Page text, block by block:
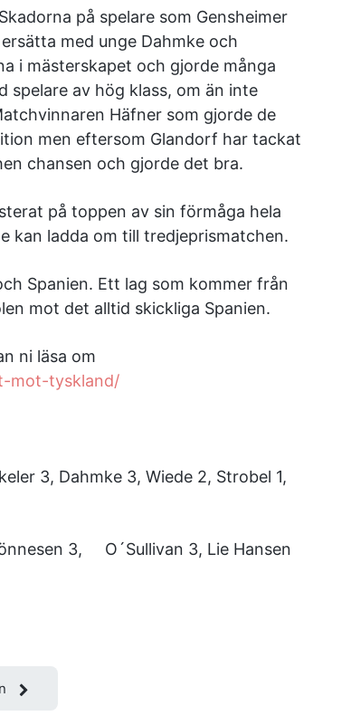
på spelare som Gensheimer
med unge Dahmke och
i mästerskapet och gjorde många
spelare av hög klass, om än inte
Häfner som gjorde de
men eftersom Glandorf har tackat
chansen och gjorde det bra.
på toppen av sin förmåga hela
kan ladda om till tredjeprismatchen.
Spanien. Ett lag som kommer från
mot det alltid skickliga Spanien.
ni läsa om
mot-tyskland/
3, Dahmke 3, Wiede 2, Strobel 1,
3, O´Sullivan 3, Lie Hansen